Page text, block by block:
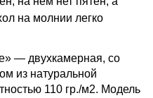
на молнии легко
— двухкамерная, со
из натуральной
110 гр./м2. Модель